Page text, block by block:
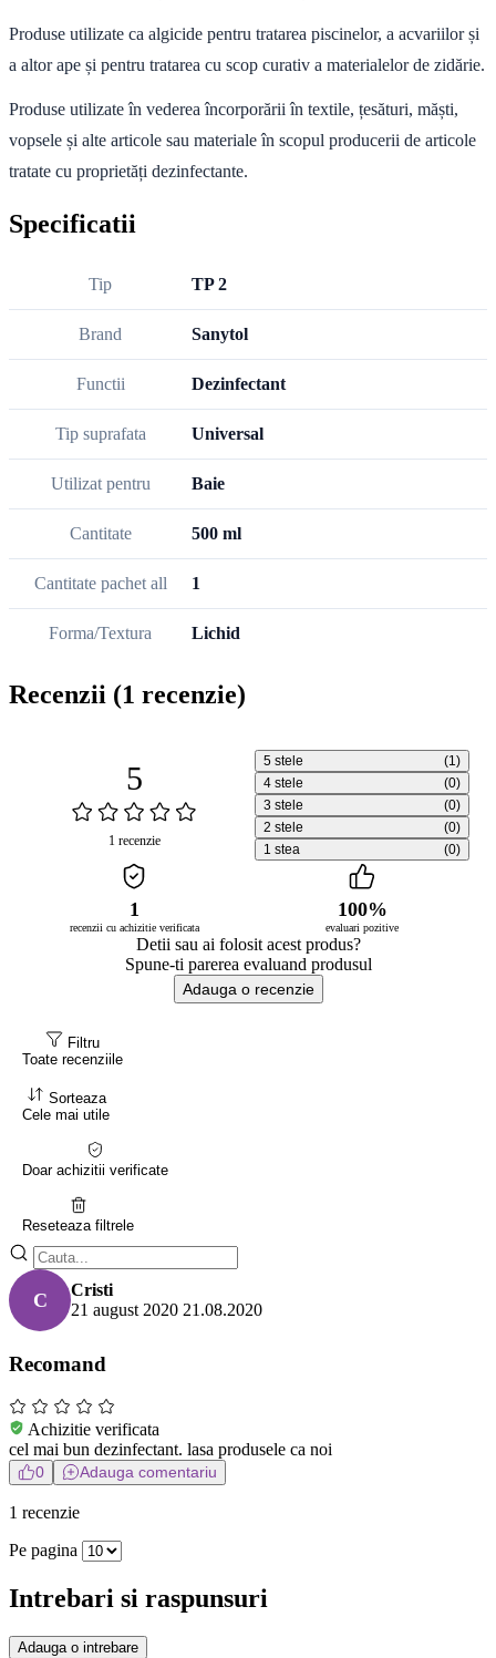
Produse utilizate ca algicide pentru tratarea piscinelor, a acvariilor și
a altor ape și pentru tratarea cu scop curativ a materialelor de zidărie.
Produse utilizate în vederea încorporării în textile, țesături, măști,
vopsele și alte articole sau materiale în scopul producerii de articole
tratate cu proprietăți dezinfectante.
Specificatii
Tip TP 2
Brand Sanytol
Functii Dezinfectant
Tip suprafata Universal
Utilizat pentru Baie
Cantitate 500 ml
Cantitate pachet all 1
Forma/Textura Lichid
Recenzii (1 recenzie)
5
1 recenzie
5 stele
(1)
4 stele
(0)
3 stele
(0)
2 stele
(0)
1 stea
(0)
1
recenzii cu achizitie verificata
100%
evaluari pozitive
Detii sau ai folosit acest produs?
Spune-ti parerea evaluand produsul
Adauga o recenzie
Filtru
Toate recenziile
Sorteaza
Cele mai utile
Doar achizitii verificate
Reseteaza filtrele
C
Cristi
21 august 2020 21.08.2020
Recomand
Achizitie verificata
cel mai bun dezinfectant. lasa produsele ca noi
0 Adauga comentariu
1 recenzie
Pe pagina
Intrebari si raspunsuri
Adauga o intrebare